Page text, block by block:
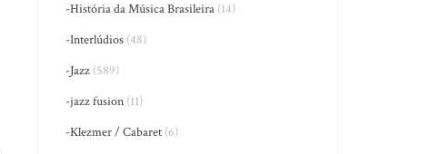
-História da Música Brasileira (14)
-Interlúdios (48)
-Jazz (589)
-jazz fusion (11)
-Klezmer / Cabaret (6)